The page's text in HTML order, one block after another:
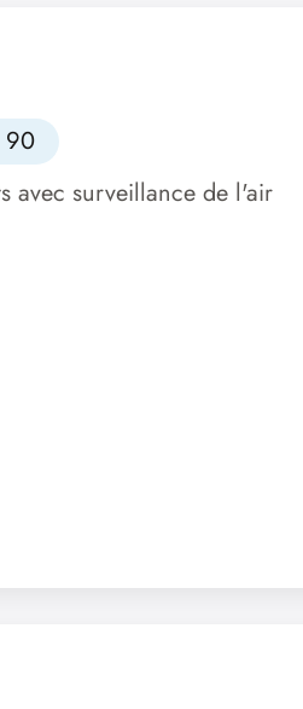
90
avec surveillance de l'air